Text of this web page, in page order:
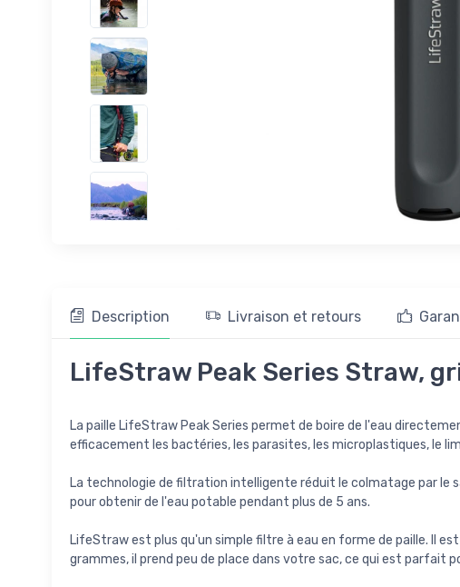
Description Livraison et retours
LifeStraw Peak Series Straw,
La paille LifeStraw Peak Series permet de boire de l'eau
efficacement les bactéries, les parasites, les microplastiques, le
La technologie de filtration intelligente réduit le colmatage par le
pour obtenir de l'eau potable pendant plus de 5 ans.
LifeStraw est plus qu'un simple filtre à eau en forme de paille. Il
grammes, il prend peu de place dans votre sac, ce qui est parfait